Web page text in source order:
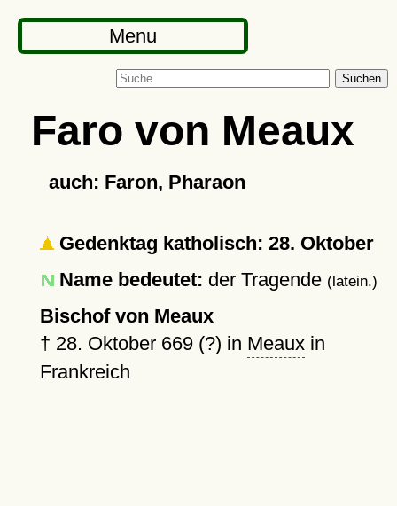
Menu
Suchen
Faro von Meaux
auch: Faron, Pharaon
Gedenktag katholisch: 28. Oktober
Name bedeutet: der Tragende (latein.)
Bischof von Meaux
† 28. Oktober 669 (?) in Meauxin
Frankreich